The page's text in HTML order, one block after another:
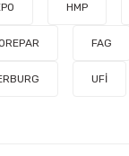
HMP
FAG
UFİ